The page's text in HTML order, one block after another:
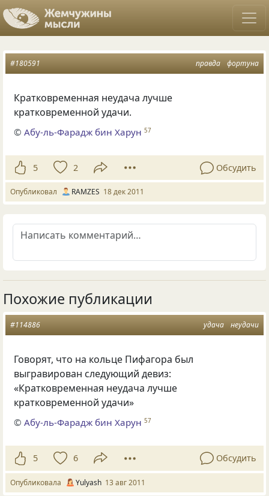
правда фортуна
#180591
Кратковременная неудача лучше
кратковременной удачи.
©Абу-ль-Фарадж бин Харун 57
5 2 Обсудить
Опубликовал RAMZES 18 дек 2011
Похожие публикации
удача неудачи
#114886
Говорят, что на кольце Пифагора был
выгравирован следующий девиз:
«Кратковременная неудача лучше
кратковременной удачи»
©Абу-ль-Фарадж бин Харун 57
5 6 Обсудить
Опубликовала Yulyash 13 авг 2011